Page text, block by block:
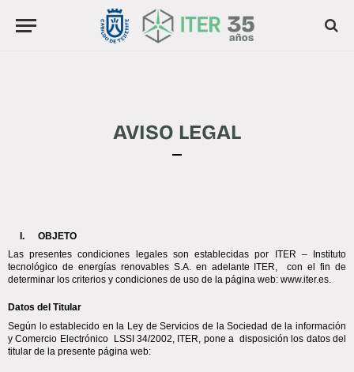
AVISO LEGAL
OBJETO
Las presentes condiciones legales son establecidas por ITER – Instituto
tecnológico de energías renovables S.A. en adelante ITER,  con el fin de
determinar los criterios y condiciones de uso de la página web: www.iter.es.
Datos del Titular
Según lo establecido en la Ley de Servicios de la Sociedad de la información
y Comercio Electrónico  LSSI 34/2002, ITER, pone a  disposición los datos del
titular de la presente página web: